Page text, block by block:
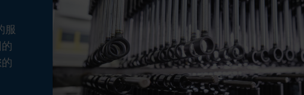
服